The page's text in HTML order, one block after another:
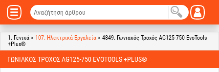
1. Γενικά > 107. Ηλεκτρικά Εργαλεία > 4849. Γωνιακός Τροχός AG125-750 EvoTools
+Plus®
ΓΩΝΙΑΚΌΣ ΤΡΟΧΌΣ AG125-750 EVOTOOLS +PLUS®